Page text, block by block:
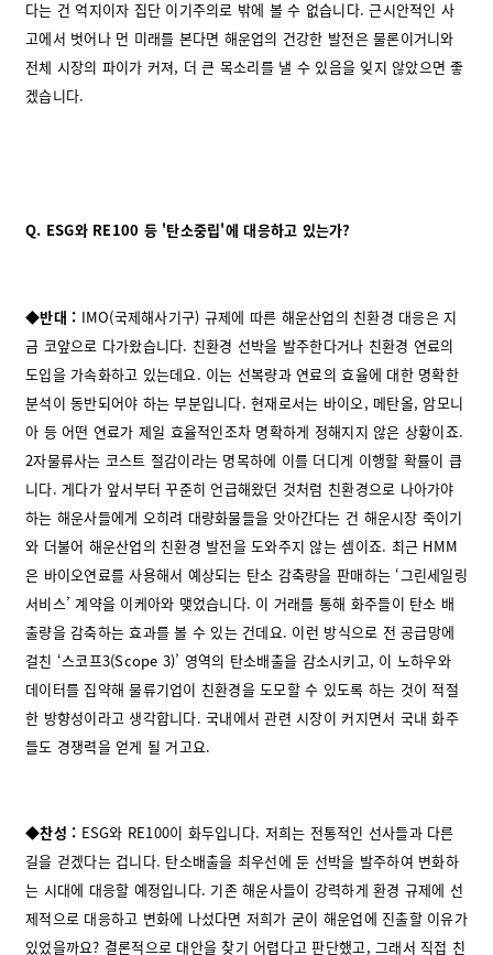
다는 건 억지이자 집단 이기주의로 밖에 볼 수 없습니다. 근시안적인 사
고에서 벗어나 먼 미래를 본다면 해운업의 건강한 발전은 물론이거니와
전체 시장의 파이가 커져, 더 큰 목소리를 낼 수 있음을 잊지 않았으면 좋
겠습니다.
Q. ESG와 RE100 등 '탄소중립'에 대응하고 있는가?
◆반대 : IMO(국제해사기구) 규제에 따른 해운산업의 친환경 대응은 지
금 코앞으로 다가왔습니다. 친환경 선박을 발주한다거나 친환경 연료의
도입을 가속화하고 있는데요. 이는 선복량과 연료의 효율에 대한 명확한
분석이 동반되어야 하는 부분입니다. 현재로서는 바이오, 메탄올, 암모니
아 등 어떤 연료가 제일 효율적인조차 명확하게 정해지지 않은 상황이죠.
2자물류사는 코스트 절감이라는 명목하에 이를 더디게 이행할 확률이 큽
니다. 게다가 앞서부터 꾸준히 언급해왔던 것처럼 친환경으로 나아가야
하는 해운사들에게 오히려 대량화물들을 앗아간다는 건 해운시장 죽이기
와 더불어 해운산업의 친환경 발전을 도와주지 않는 셈이죠. 최근 HMM
은 바이오연료를 사용해서 예상되는 탄소 감축량을 판매하는 ‘그린세일링
서비스’ 계약을 이케아와 맺었습니다. 이 거래를 통해 화주들이 탄소 배
출량을 감축하는 효과를 볼 수 있는 건데요. 이런 방식으로 전 공급망에
걸친 ‘스코프3(Scope 3)’ 영역의 탄소배출을 감소시키고, 이 노하우와
데이터를 집약해 물류기업이 친환경을 도모할 수 있도록 하는 것이 적절
한 방향성이라고 생각합니다. 국내에서 관련 시장이 커지면서 국내 화주
들도 경쟁력을 얻게 될 거고요.
◆찬성 : ESG와 RE100이 화두입니다. 저희는 전통적인 선사들과 다른
길을 걷겠다는 겁니다. 탄소배출을 최우선에 둔 선박을 발주하여 변화하
는 시대에 대응할 예정입니다. 기존 해운사들이 강력하게 환경 규제에 선
제적으로 대응하고 변화에 나섰다면 저희가 굳이 해운업에 진출할 이유가
있었을까요? 결론적으로 대안을 찾기 어렵다고 판단했고, 그래서 직접 친